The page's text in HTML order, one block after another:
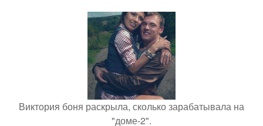
Виктория боня раскрыла, сколько зарабатывала на
"доме-2".